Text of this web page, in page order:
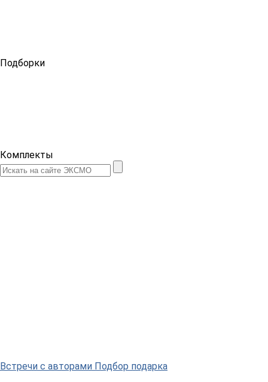
Подборки
Комплекты
Встречи с авторами Подбор подарка